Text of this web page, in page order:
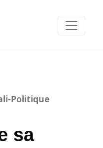
Politique
sa